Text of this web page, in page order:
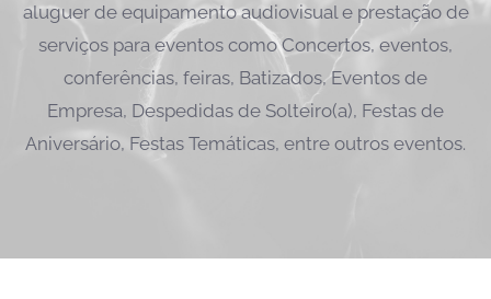
aluguer de equipamento audiovisual e prestação de
serviços para eventos como Concertos, eventos,
conferências, feiras, Batizados, Eventos de
Empresa, Despedidas de Solteiro(a), Festas de
Aniversário, Festas Temáticas, entre outros eventos.